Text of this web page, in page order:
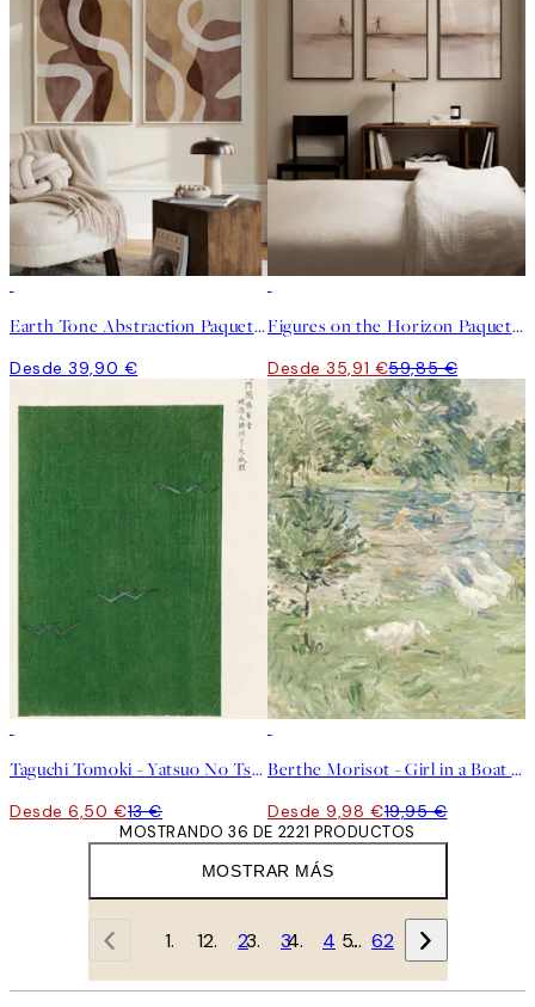
Earth Tone Abstraction Paquetes de Pósters
Desde 39,90 €
Figures on the Horizon Paquetes de Pósters
Desde 35,91 €59,85 €
Taguchi Tomoki - Yatsuo No Tsubaki Green Poster
Desde 6,50 €13 €
Berthe Morisot - Girl in a Boat with Geese Poster
Desde 9,98 €19,95 €
MOSTRAR MÁS
MOSTRANDO 36 DE 2221 PRODUCTOS
1 2 3 4 … 62